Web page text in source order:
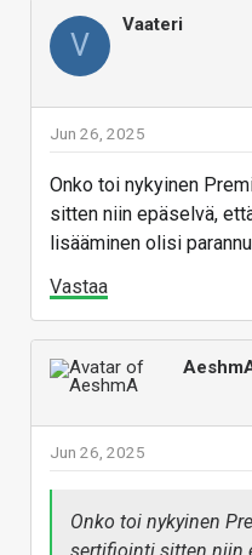
V
Vaateri
Jun 26, 2025
Onko toi nykyinen
sitten niin epäselvä,
lisääminen olisi
Vastaa
Jun 26, 2025
Onko toi nykyinen
sertifiointi sitten niin